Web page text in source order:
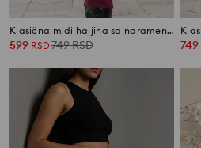
Klasična midi haljina sa naramenicama i viskozom
599 RSD 749RSD 749